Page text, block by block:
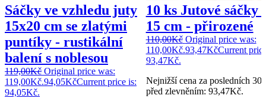
Sáčky ve vzhledu juty
15x20 cm se zlatými
puntíky - rustikální
balení s noblesou
119,00Kč Original price was:
119,00Kč.94,05KčCurrent price is:
94,05Kč.
10 ks Jutové sáčky
15 cm - přirozené
110,00Kč Original price was:
110,00Kč.93,47KčCurrent
93,47Kč.
Nejnižší cena za posledních 30
před zlevněním: 93,47Kč.